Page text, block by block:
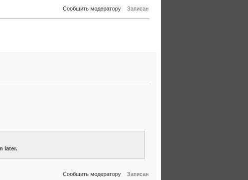
Сообщить модератору Записан
later.
Сообщить модератору Записан